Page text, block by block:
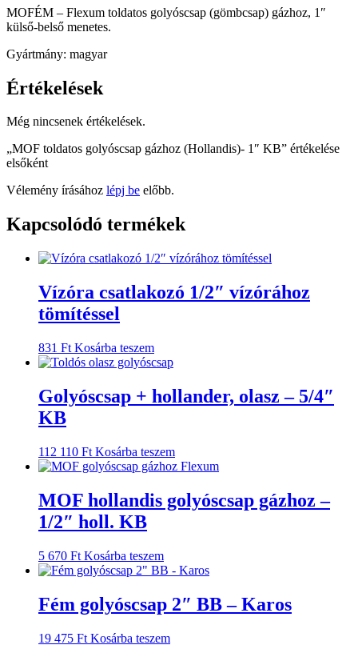
MOFÉM – Flexum toldatos golyóscsap (gömbcsap) gázhoz, 1″
külső-belső menetes.
Gyártmány: magyar
Értékelések
Még nincsenek értékelések.
„MOF toldatos golyóscsap gázhoz (Hollandis)- 1″ KB” értékelése
elsőként
Vélemény írásához lépj be előbb.
Kapcsolódó termékek
Vízóra csatlakozó 1/2″ vízórához
tömítéssel
831 Ft Kosárba teszem
Golyóscsap + hollander, olasz – 5/4″
KB
112 110 Ft Kosárba teszem
MOF hollandis golyóscsap gázhoz –
1/2″ holl. KB
5 670 Ft Kosárba teszem
Fém golyóscsap 2″ BB – Karos
19 475 Ft Kosárba teszem